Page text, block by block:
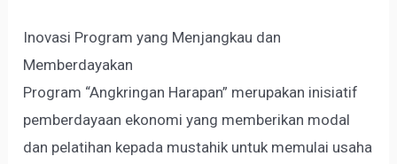
Inovasi Program yang Menjangkau dan
Memberdayakan
Program “Angkringan Harapan” merupakan inisiatif
pemberdayaan ekonomi yang memberikan modal
dan pelatihan kepada mustahik untuk memulai usaha